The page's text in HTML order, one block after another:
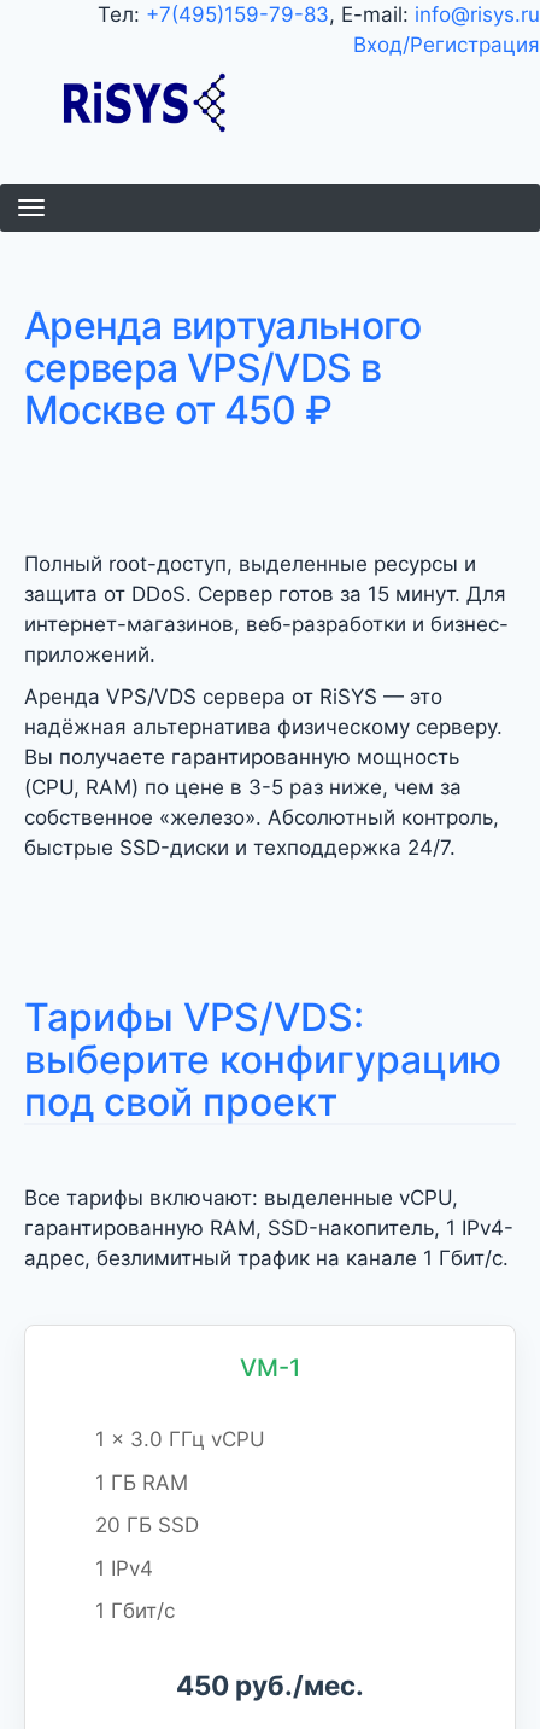
основному
содержанию
Тел: +7(495)159-79-83, E-mail: info@risys.ru
Вход/Регистрация
Аренда виртуального
сервера VPS/VDS в
Москве от 450 ₽
Полный root-доступ, выделенные ресурсы и
защита от DDoS. Сервер готов за 15 минут. Для
интернет-магазинов, веб-разработки и бизнес-
приложений.
Аренда VPS/VDS сервера от RiSYS — это
надёжная альтернатива физическому серверу.
Вы получаете гарантированную мощность
(CPU, RAM) по цене в 3-5 раз ниже, чем за
собственное «железо». Абсолютный контроль,
быстрые SSD-диски и техподдержка 24/7.
Тарифы VPS/VDS:
выберите конфигурацию
под свой проект
Все тарифы включают: выделенные vCPU,
гарантированную RAM, SSD-накопитель, 1 IPv4-
адрес, безлимитный трафик на канале 1 Гбит/с.
VM-1
1 x 3.0 ГГц vCPU
1 ГБ RAM
20 ГБ SSD
1 IPv4
1 Гбит/с
450 руб./мес.